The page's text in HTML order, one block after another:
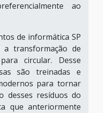
ao
de informática SP
a transformação de
circular. Desse
são treinadas e
para tornar
desses resíduos do
que anteriormente